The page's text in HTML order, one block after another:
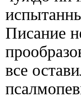
Писание
все